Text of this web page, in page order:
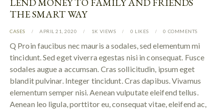
THE SMART WAY
CASES APRIL 21, 2020 1K VIEWS 0 LIKES 0 COMMENTS
Q Proin faucibus nec mauris a sodales, sed elementum mi
tincidunt. Sed eget viverra egestas nisi in consequat. Fusce
sodales augue a accumsan. Cras sollicitudin, ipsum eget
blandit pulvinar. Integer tincidunt. Cras dapibus. Vivamus
elementum semper nisi. Aenean vulputate eleifend tellus.
Aenean leo ligula, porttitor eu, consequat vitae, eleifend ac,